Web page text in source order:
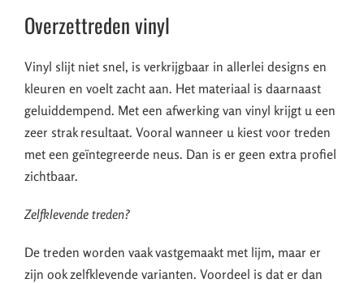
Overzettreden vinyl
Vinyl slijt niet snel, is verkrijgbaar in allerlei designs en
kleuren en voelt zacht aan. Het materiaal is daarnaast
geluiddempend. Met een afwerking van vinyl krijgt u een
zeer strak resultaat. Vooral wanneer u kiest voor treden
met een geïntegreerde neus. Dan is er geen extra profiel
zichtbaar.
Zelfklevende treden?
De treden worden vaak vastgemaakt met lijm, maar er
zijn ook zelfklevende varianten. Voordeel is dat er dan